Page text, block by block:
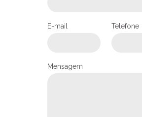
Pastoral Indigenista promove
PASTORAIS E MOVIMENTOS
E-mail Telefone
Mensagem